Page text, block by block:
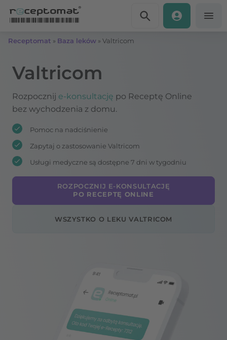
Receptomat » Baza leków » Valtricom
Valtricom
Rozpocznij e-konsultację po Receptę Online
bez wychodzenia z domu.
Pomoc na nadciśnienie
Zapytaj o zastosowanie Valtricom
Usługi medyczne są dostępne 7 dni w tygodniu
ROZPOCZNIJ E-KONSULTACJĘ
PO RECEPTĘ ONLINE
WSZYSTKO O LEKU VALTRICOM